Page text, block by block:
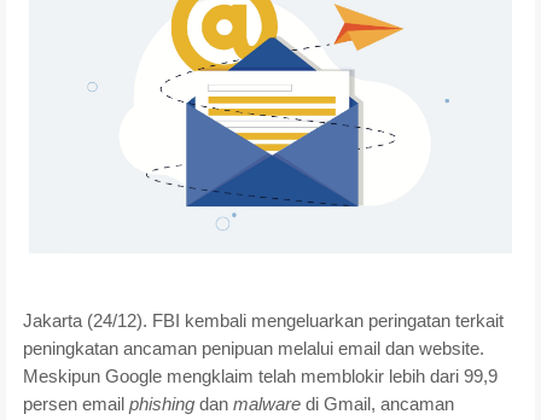
Jakarta (24/12). FBI kembali mengeluarkan peringatan terkait
peningkatan ancaman penipuan melalui email dan website.
Meskipun Google mengklaim telah memblokir lebih dari 99,9
persen email phishing dan malware di Gmail, ancaman